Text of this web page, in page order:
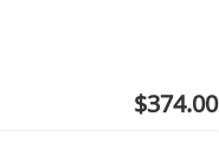
$374.00